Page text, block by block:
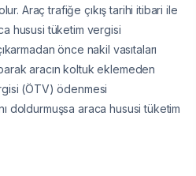
Araç trafiğe çıkış tarihi itibari ile
hususi tüketim vergisi
önce nakil vasıtaları
aracın koltuk eklemeden
(ÖTV) ödenmesi
doldurmuşsa araca hususi tüketim